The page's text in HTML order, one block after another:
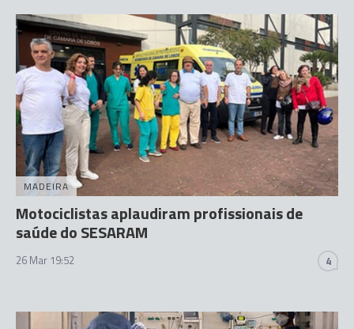
MADEIRA
Motociclistas aplaudiram profissionais de
saúde do SESARAM
26 Mar 19:52 4